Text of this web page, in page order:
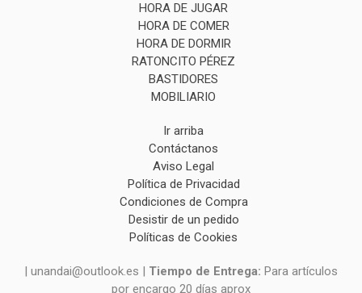
HORA DE JUGAR
HORA DE COMER
HORA DE DORMIR
RATONCITO PÉREZ
BASTIDORES
MOBILIARIO
Ir arriba
Contáctanos
Aviso Legal
Política de Privacidad
Condiciones de Compra
Desistir de un pedido
Políticas de Cookies
| unandai@outlook.es | Tiempo de Entrega: Para artículos
por encargo 20 días aprox